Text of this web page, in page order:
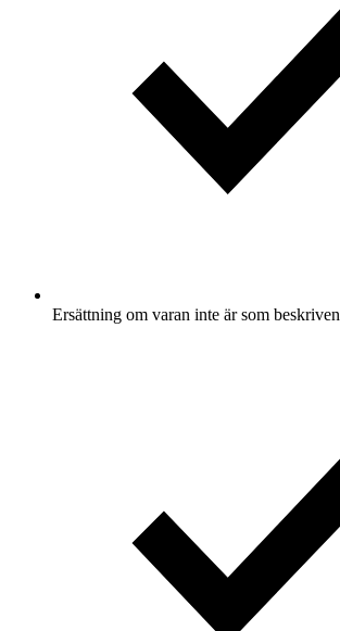
Ersättning om varan inte är som beskriven